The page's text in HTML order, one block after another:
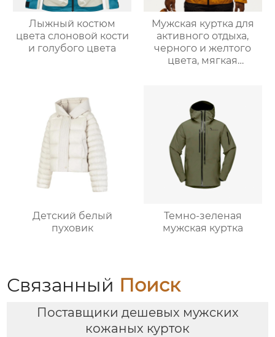
Лыжный костюм
цвета слоновой кости
и голубого цвета
Мужская куртка для
активного отдыха,
черного и желтого
цвета, мягкая
Детский белый
пуховик
Темно-зеленая
мужская куртка
Связанный Поиск
Поставщики дешевых мужских
кожаных курток